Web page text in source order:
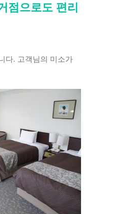
점으로도 편리
다. 고객님의 미소가